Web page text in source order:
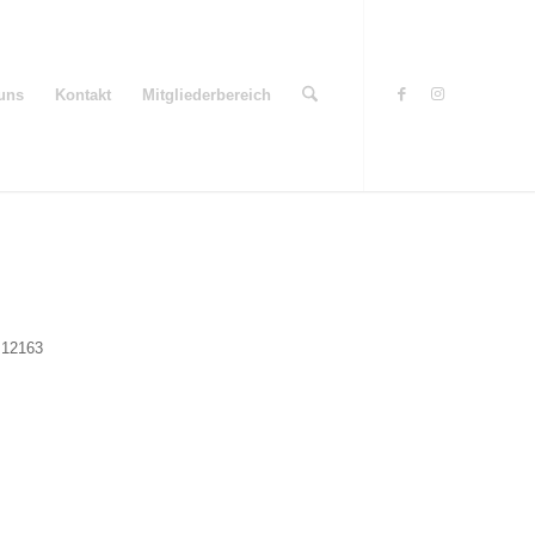
Kontakt Mitgliederbereich